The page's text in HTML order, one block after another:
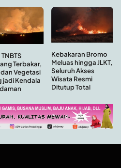
Terbakar,
Vegetasi
jadi Kendala
Kebakaran Bromo
Meluas hingga JLKT,
Seluruh Akses
Wisata Resmi
Ditutup Total